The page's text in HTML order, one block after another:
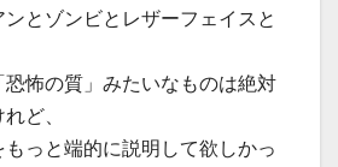
とゾンビとレザーフェイスと
怖の質」みたいなものは絶対
ど、
っと端的に説明して欲しかっ